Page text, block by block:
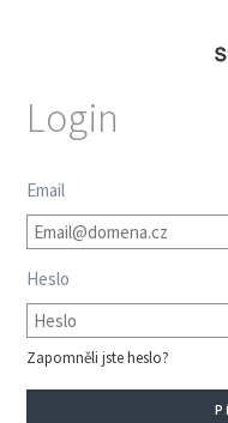
Login
Email
Heslo
Zapomněli jste heslo?